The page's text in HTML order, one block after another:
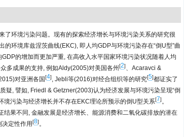
了环境污染问题。现有的探索经济增长与环境污染关系的研究很
环境库兹涅茨曲线(EKC), 即人均GDP与环境污染存在“倒U型”曲
的增加而更加严重, 在高收入水平国家环境污染状况随着人均
多成果的支持, 例如Aldy(2005)对美国各州[2]、Acaravci &
对亚洲各国[4], Jebli等(2016)对经合组织等的研究[5]都证实了
疑, 譬如, Friedl & Getzner(2003)认为经济发展与环境污染呈现“倒
境污染与经济增长并不存在EKC理论所预示的倒U型关系[7]。
果不同, 金融发展是经济增长、能源消费和二氧化碳排放的潜在
定性作用[8]。